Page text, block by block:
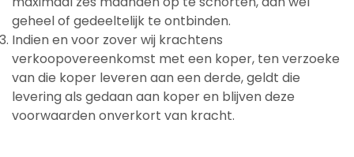
geheel of gedeeltelijk te ontbinden.
Indien en voor zover wij krachtens
verkoopovereenkomst met een koper, ten verzoeke
van die koper leveren aan een derde, geldt die
levering als gedaan aan koper en blijven deze
voorwaarden onverkort van kracht.